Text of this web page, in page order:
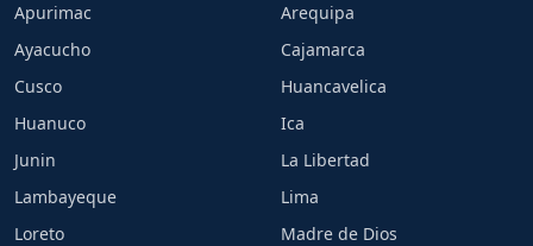
Apurimac
Arequipa
Ayacucho
Cajamarca
Cusco
Huancavelica
Huanuco
Ica
Junin
La Libertad
Lambayeque
Lima
Loreto
Madre de Dios